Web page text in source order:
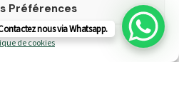
Préférences
de cookies
CGV
cookies (UE)
nous via Whatsapp.